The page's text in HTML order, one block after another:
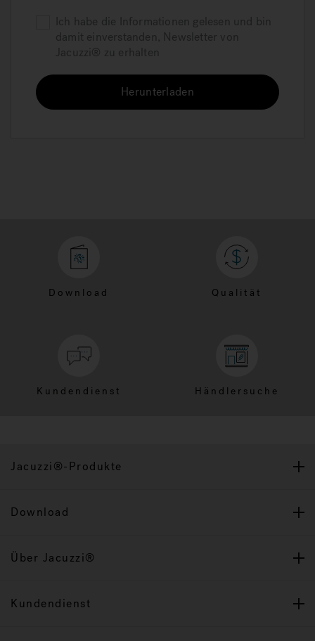
Ich habe die Informationen gelesen und bin
damit einverstanden, Newsletter von
Jacuzzi® zu erhalten
Herunterladen
Download Qualität
Kundendienst Händlersuche
Jacuzzi®-Produkte
Download
Über Jacuzzi®
Kundendienst